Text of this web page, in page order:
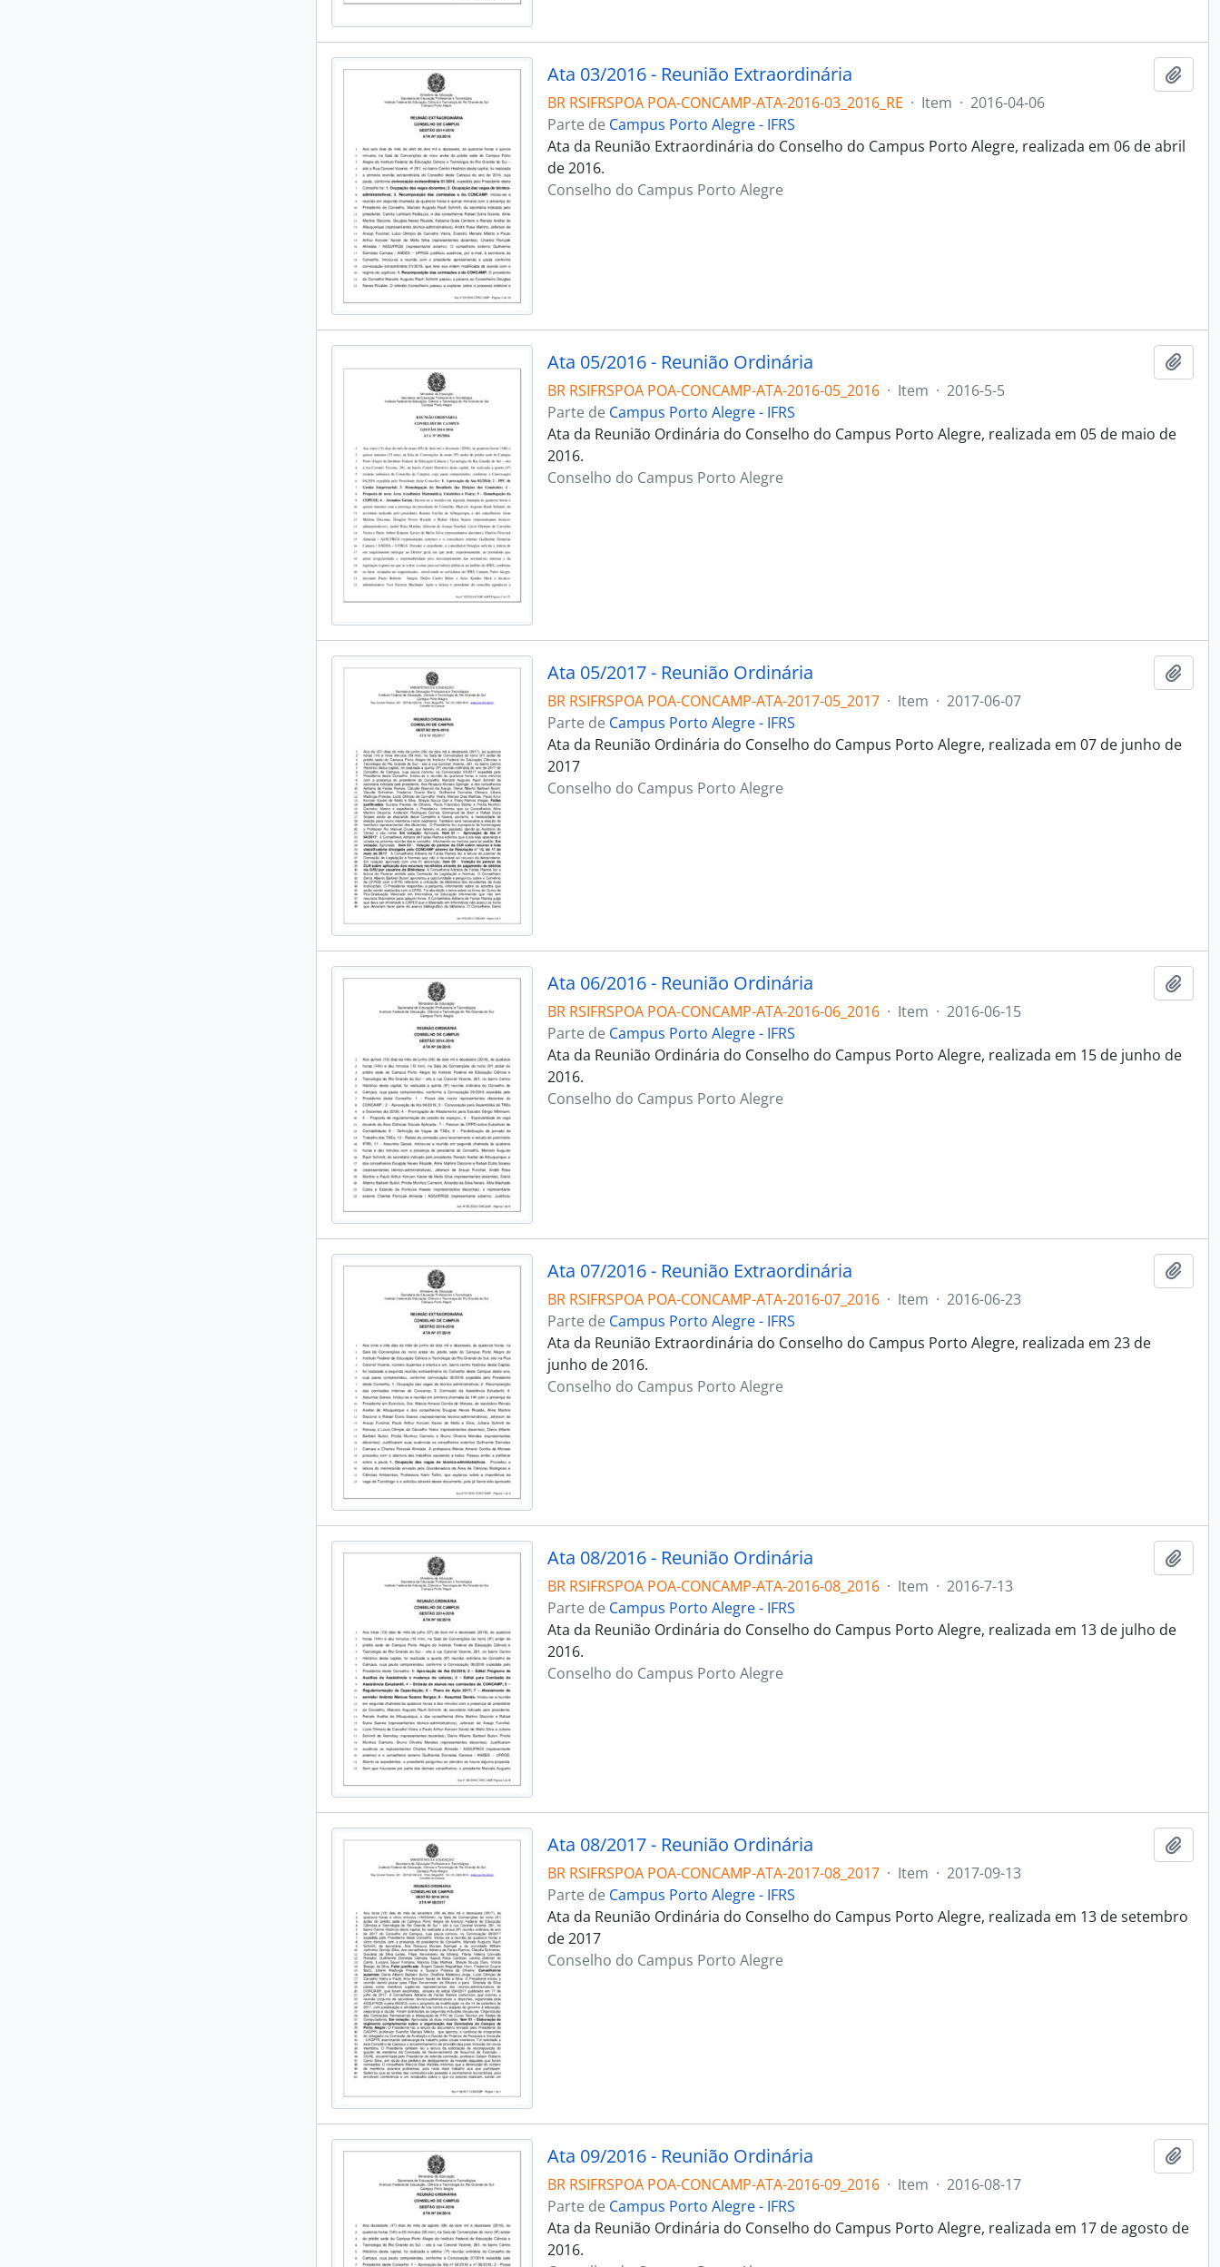
Ata 03/2016 - Reunião Extraordinária
BR RSIFRSPOA POA-CONCAMP-ATA-2016-03_2016_RE · Item · 2016-04-06
Parte de Campus Porto Alegre - IFRS
Ata da Reunião Extraordinária do Conselho do Campus Porto Alegre, realizada em 06 de abril
de 2016.
Conselho do Campus Porto Alegre
Ata 05/2016 - Reunião Ordinária
BR RSIFRSPOA POA-CONCAMP-ATA-2016-05_2016 · Item · 2016-5-5
Parte de Campus Porto Alegre - IFRS
Ata da Reunião Ordinária do Conselho do Campus Porto Alegre, realizada em 05 de maio de
2016.
Conselho do Campus Porto Alegre
Ata 05/2017 - Reunião Ordinária
BR RSIFRSPOA POA-CONCAMP-ATA-2017-05_2017 · Item · 2017-06-07
Parte de Campus Porto Alegre - IFRS
Ata da Reunião Ordinária do Conselho do Campus Porto Alegre, realizada em 07 de junho de
2017
Conselho do Campus Porto Alegre
Ata 06/2016 - Reunião Ordinária
BR RSIFRSPOA POA-CONCAMP-ATA-2016-06_2016 · Item · 2016-06-15
Parte de Campus Porto Alegre - IFRS
Ata da Reunião Ordinária do Conselho do Campus Porto Alegre, realizada em 15 de junho de
2016.
Conselho do Campus Porto Alegre
Ata 07/2016 - Reunião Extraordinária
BR RSIFRSPOA POA-CONCAMP-ATA-2016-07_2016 · Item · 2016-06-23
Parte de Campus Porto Alegre - IFRS
Ata da Reunião Extraordinária do Conselho do Campus Porto Alegre, realizada em 23 de
junho de 2016.
Conselho do Campus Porto Alegre
Ata 08/2016 - Reunião Ordinária
BR RSIFRSPOA POA-CONCAMP-ATA-2016-08_2016 · Item · 2016-7-13
Parte de Campus Porto Alegre - IFRS
Ata da Reunião Ordinária do Conselho do Campus Porto Alegre, realizada em 13 de julho de
2016.
Conselho do Campus Porto Alegre
Ata 08/2017 - Reunião Ordinária
BR RSIFRSPOA POA-CONCAMP-ATA-2017-08_2017 · Item · 2017-09-13
Parte de Campus Porto Alegre - IFRS
Ata da Reunião Ordinária do Conselho do Campus Porto Alegre, realizada em 13 de setembro
de 2017
Conselho do Campus Porto Alegre
Ata 09/2016 - Reunião Ordinária
BR RSIFRSPOA POA-CONCAMP-ATA-2016-09_2016 · Item · 2016-08-17
Parte de Campus Porto Alegre - IFRS
Ata da Reunião Ordinária do Conselho do Campus Porto Alegre, realizada em 17 de agosto de
2016.